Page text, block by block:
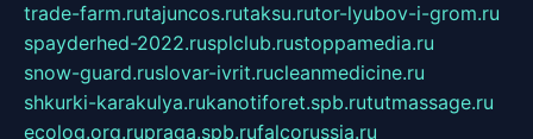
trade-farm.rutajuncos.rutaksu.rutor-lyubov-i-grom.ru
spayderhed-2022.rusplclub.rustoppamedia.ru
snow-guard.ruslovar-ivrit.rucleanmedicine.ru
shkurki-karakulya.rukanotiforet.spb.rututmassage.ru
ecolog.org.rupraga.spb.rufalcorussia.ru